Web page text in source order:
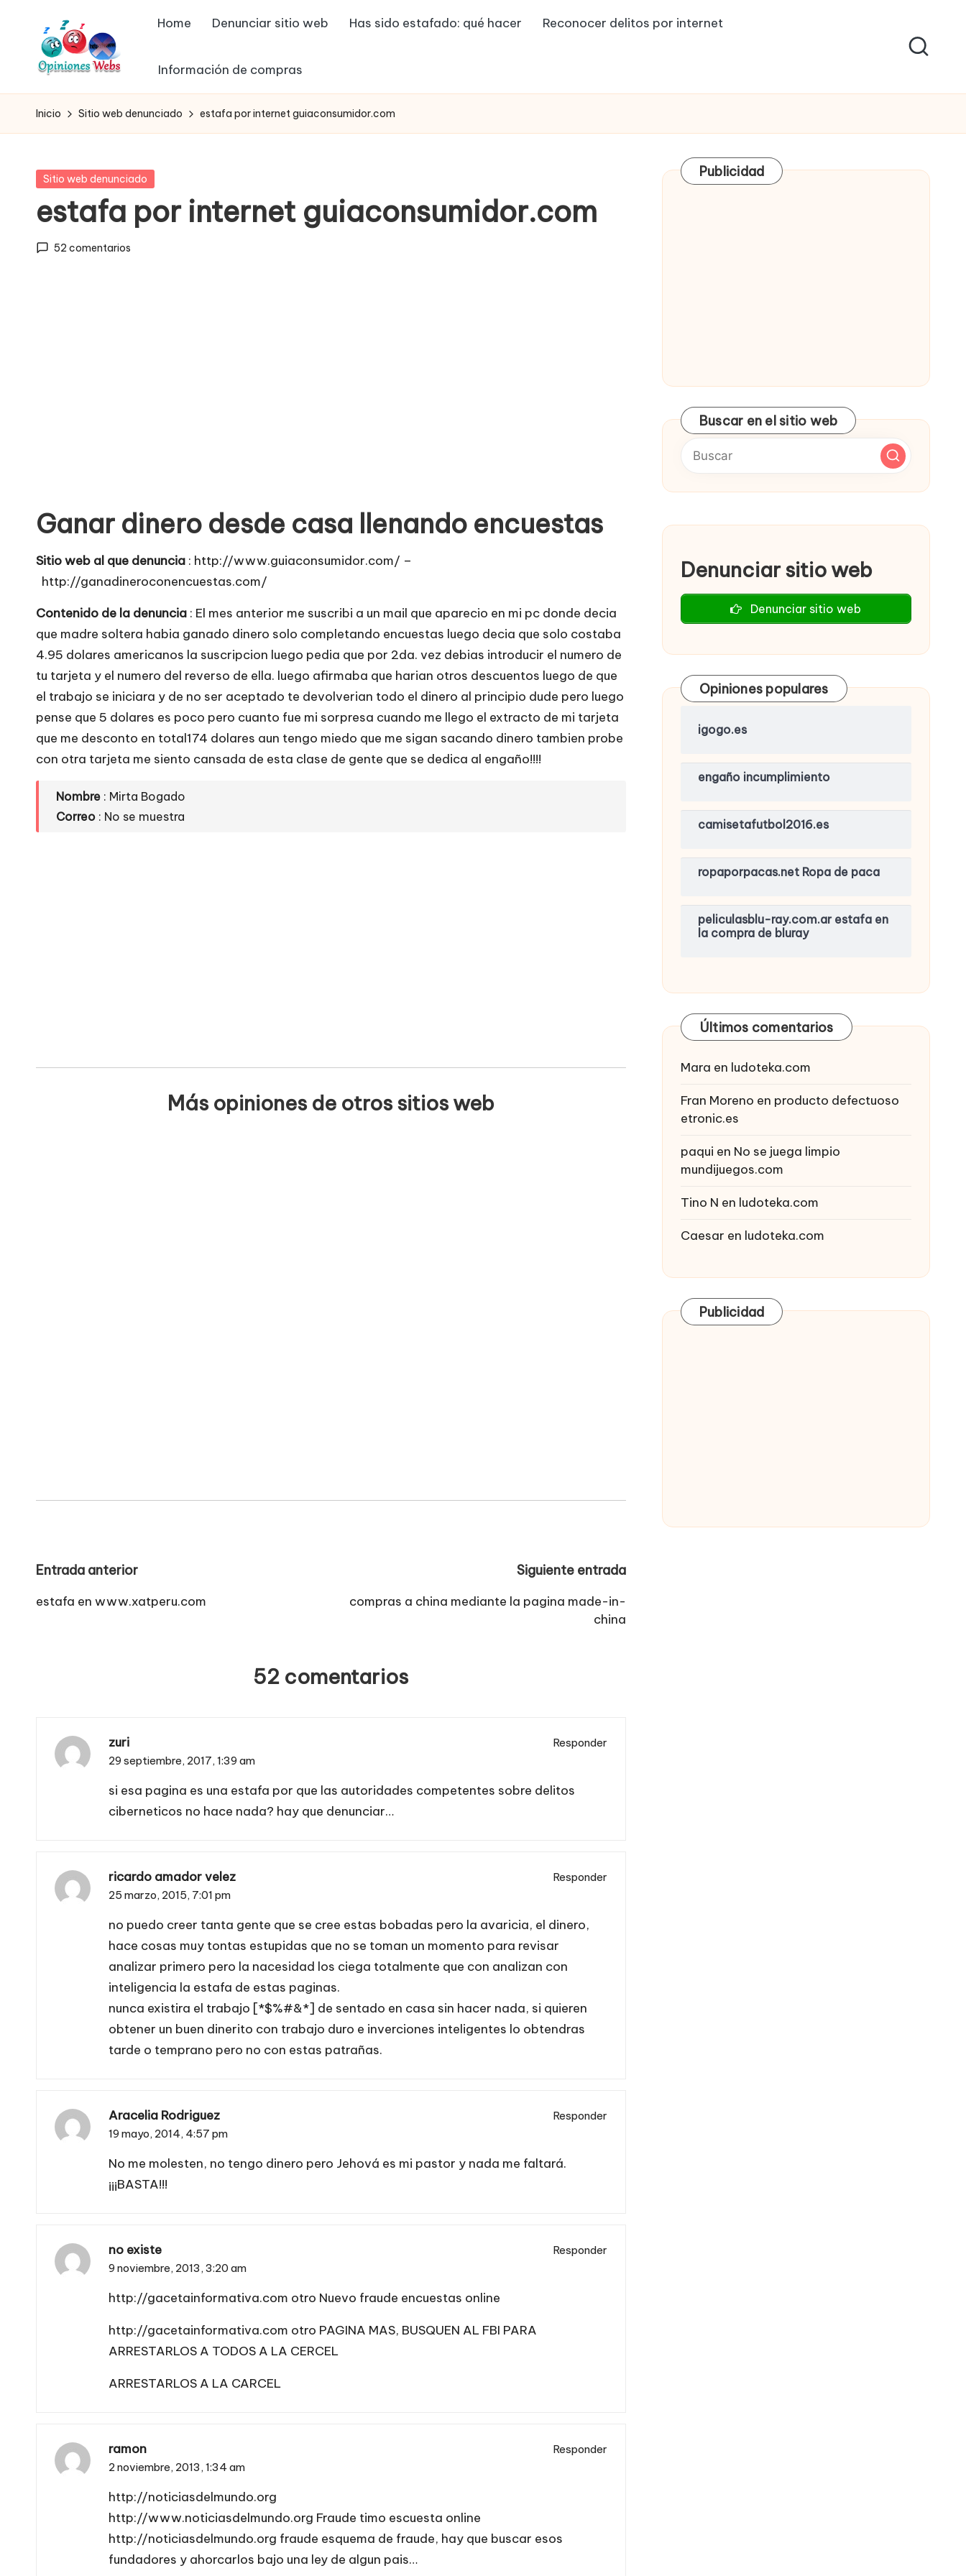
contenido
O
p
io
n
e
ri
o
s
d
e
si
ti
o
s
w
y
compra
vía
online,
comprar
por
Home Denunciar sitio web Has sido estafado: qué hacer Reconocer delitos por internet
Información de compras
Inicio Sitio web denunciado estafa por internet guiaconsumidor.com
Publicada
Sitio web denunciado
estafa por internet guiaconsumidor.com
52 comentarios
Ganar dinero desde casa llenando encuestas
Sitio web al que denuncia : http://www.guiaconsumidor.com/ –
http://ganadineroconencuestas.com/
Contenido de la denuncia : El mes anterior me suscribi a un mail que aparecio en mi pc donde decia
que madre soltera habia ganado dinero solo completando encuestas luego decia que solo costaba
4.95 dolares americanos la suscripcion luego pedia que por 2da. vez debias introducir el numero de
tu tarjeta y el numero del reverso de ella. luego afirmaba que harian otros descuentos luego de que
el trabajo se iniciara y de no ser aceptado te devolverian todo el dinero al principio dude pero luego
pense que 5 dolares es poco pero cuanto fue mi sorpresa cuando me llego el extracto de mi tarjeta
que me desconto en total174 dolares aun tengo miedo que me sigan sacando dinero tambien probe
con otra tarjeta me siento cansada de esta clase de gente que se dedica al engaño!!!!
Nombre : Mirta Bogado
Correo : No se muestra
Más opiniones de otros sitios web
Navegación
de
Entrada anterior
estafa en www.xatperu.com
Siguiente entrada
compras a china mediante la pagina made-in-
china
52 comentarios
zuri
Responder
29 septiembre, 2017, 1:39 am
si esa pagina es una estafa por que las autoridades competentes sobre delitos
ciberneticos no hace nada? hay que denunciar…
ricardo amador velez
Responder
25 marzo, 2015, 7:01 pm
no puedo creer tanta gente que se cree estas bobadas pero la avaricia, el dinero,
hace cosas muy tontas estupidas que no se toman un momento para revisar
analizar primero pero la nacesidad los ciega totalmente que con analizan con
inteligencia la estafa de estas paginas.
nunca existira el trabajo [*$%#&*] de sentado en casa sin hacer nada, si quieren
obtener un buen dinerito con trabajo duro e inverciones inteligentes lo obtendras
tarde o temprano pero no con estas patrañas.
Aracelia Rodriguez
Responder
19 mayo, 2014, 4:57 pm
No me molesten, no tengo dinero pero Jehová es mi pastor y nada me faltará.
¡¡¡BASTA!!!
no existe
Responder
9 noviembre, 2013, 3:20 am
http://gacetainformativa.com otro Nuevo fraude encuestas online
http://gacetainformativa.com otro PAGINA MAS, BUSQUEN AL FBI PARA
ARRESTARLOS A TODOS A LA CERCEL
ARRESTARLOS A LA CARCEL
ramon
Responder
2 noviembre, 2013, 1:34 am
http://noticiasdelmundo.org
http://www.noticiasdelmundo.org Fraude timo escuesta online
http://noticiasdelmundo.org fraude esquema de fraude, hay que buscar esos
fundadores y ahorcarlos bajo una ley de algun pais…
Publicidad
Buscar en el sitio web
Denunciar sitio web
Denunciar sitio web
Opiniones populares
igogo.es
engaño incumplimiento
camisetafutbol2016.es
ropaporpacas.net Ropa de paca
peliculasblu-ray.com.ar estafa en
la compra de bluray
Últimos comentarios
Mara en ludoteka.com
Fran Moreno en producto defectuoso
etronic.es
paqui en No se juega limpio
mundijuegos.com
Tino N en ludoteka.com
Caesar en ludoteka.com
Publicidad